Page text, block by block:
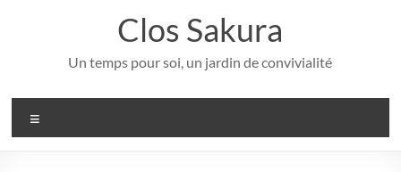
Clos Sakura
Un temps pour soi, un jardin de convivialité